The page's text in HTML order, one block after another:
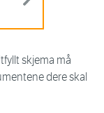
skjema må
dere skal